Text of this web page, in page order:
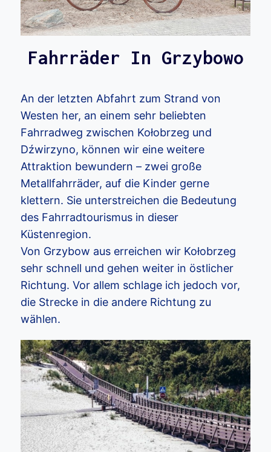
Fahrräder In Grzybowo
An der letzten Abfahrt zum Strand von
Westen her, an einem sehr beliebten
Fahrradweg zwischen Kołobrzeg und
Dźwirzyno, können wir eine weitere
Attraktion bewundern – zwei große
Metallfahrräder, auf die Kinder gerne
klettern. Sie unterstreichen die Bedeutung
des Fahrradtourismus in dieser
Küstenregion.
Von Grzybow aus erreichen wir Kołobrzeg
sehr schnell und gehen weiter in östlicher
Richtung. Vor allem schlage ich jedoch vor,
die Strecke in die andere Richtung zu
wählen.